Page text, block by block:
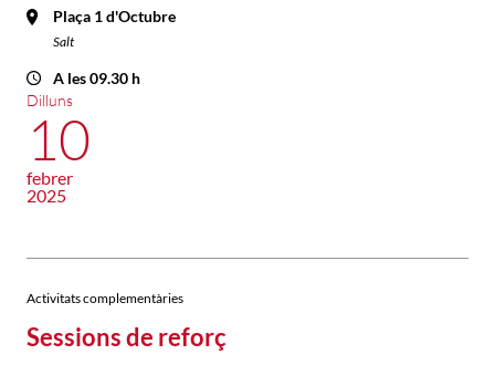
Plaça 1 d'Octubre
Salt
A les 09.30 h
Dilluns
10
febrer
2025
Activitats complementàries
Sessions de reforç